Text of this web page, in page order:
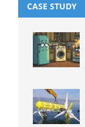
CASE STUDY